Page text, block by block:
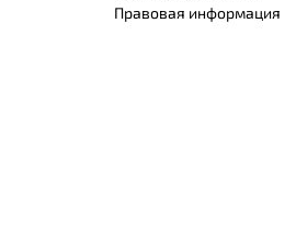
Правовая информация